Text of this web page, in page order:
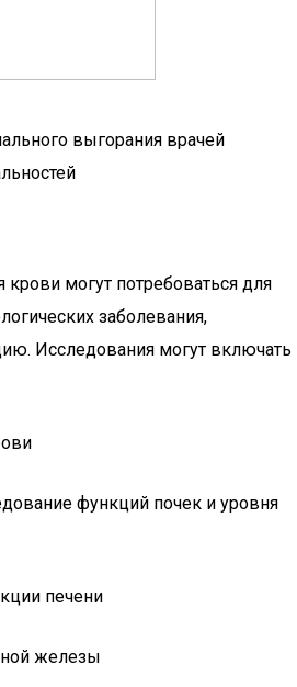
выгорания врачей
могут потребоваться для
заболевания,
Исследования могут включать
функций почек и уровня
печени
железы